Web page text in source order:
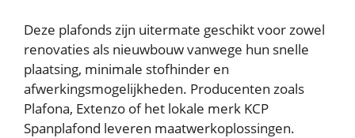
Deze plafonds zijn uitermate geschikt voor zowel
renovaties als nieuwbouw vanwege hun snelle
plaatsing, minimale stofhinder en
afwerkingsmogelijkheden. Producenten zoals
Plafona, Extenzo of het lokale merk KCP
Spanplafond leveren maatwerkoplossingen.